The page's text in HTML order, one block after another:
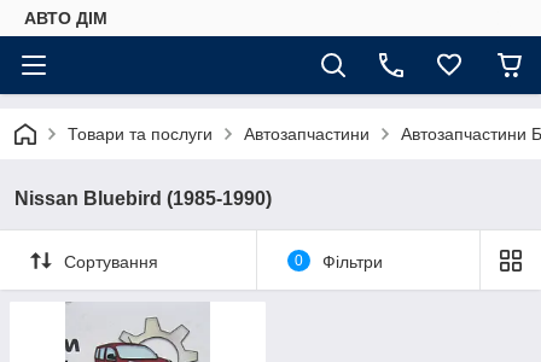
АВТО ДIМ
Товари та послуги Автозапчастини Автозапчастини
Nissan Bluebird (1985-1990)
Сортування 0 Фільтри